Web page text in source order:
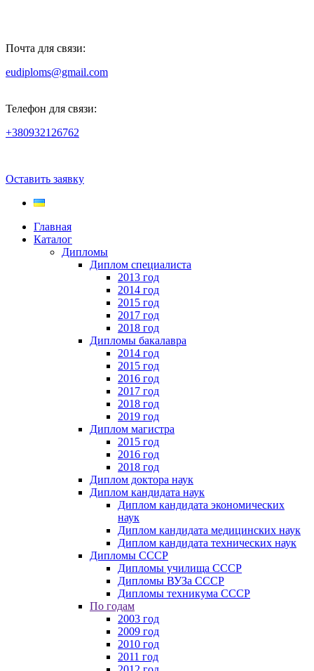
Почта для связи:
eudiploms@gmail.com
Телефон для связи:
+380932126762
Оставить заявку
Главная
Каталог
Дипломы
Диплом специалиста
2013 год
2014 год
2015 год
2017 год
2018 год
Дипломы бакалавра
2014 год
2015 год
2016 год
2017 год
2018 год
2019 год
Диплом магистра
2015 год
2016 год
2018 год
Диплом доктора наук
Диплом кандидата наук
Диплом кандидата экономических
наук
Диплом кандидата медицинских наук
Диплом кандидата технических наук
Дипломы СССР
Дипломы училища СССР
Дипломы ВУЗа СССР
Дипломы техникума СССР
По годам
2003 год
2009 год
2010 год
2011 год